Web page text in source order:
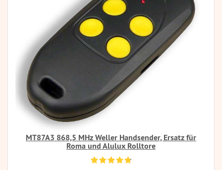
MT87A3 868,5 MHz Weller Handsender, Ersatz für
Roma und Alulux Rolltore